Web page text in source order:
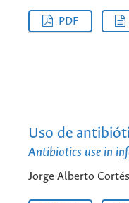
PDF
Uso de
Antibiotics use in
Jorge Alberto